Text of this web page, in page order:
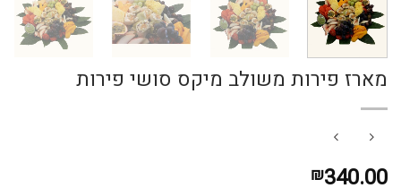
מארז פירות משולב מיקס סושי פירות
₪340.00